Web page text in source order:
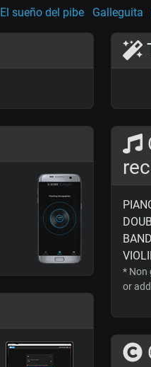
El sueño del pibe Galleguita
* Non
or